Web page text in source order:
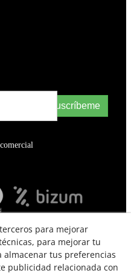
Suscríbeme
para mejorar
para mejorar tu
almacenar tus preferencias
publicidad relacionada con